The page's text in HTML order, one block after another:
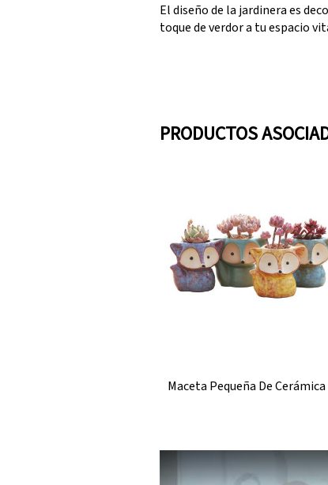
El diseño de la jardinera es
toque de verdor a tu espacio
PRODUCTOS